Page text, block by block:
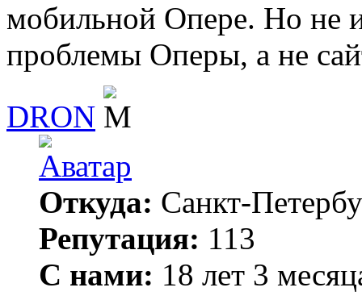
мобильной Опере. Но не
проблемы Оперы, а не
DRON
Откуда: Санкт-
Репутация: 113
С нами: 18 лет 3